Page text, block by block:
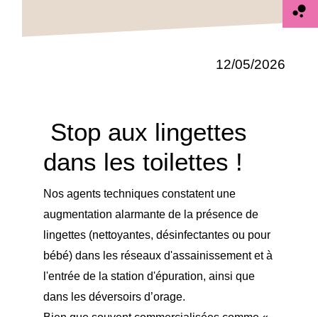
12/05/2026
Stop aux lingettes
dans les toilettes !
Nos agents techniques constatent une
augmentation alarmante de la présence de
lingettes (nettoyantes, désinfectantes ou pour
bébé) dans les réseaux d'assainissement et à
l'entrée de la station d'épuration, ainsi que
dans les déversoirs d’orage.
bubble_chart